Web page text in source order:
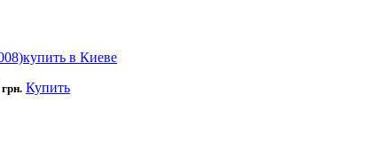
грн. Купить